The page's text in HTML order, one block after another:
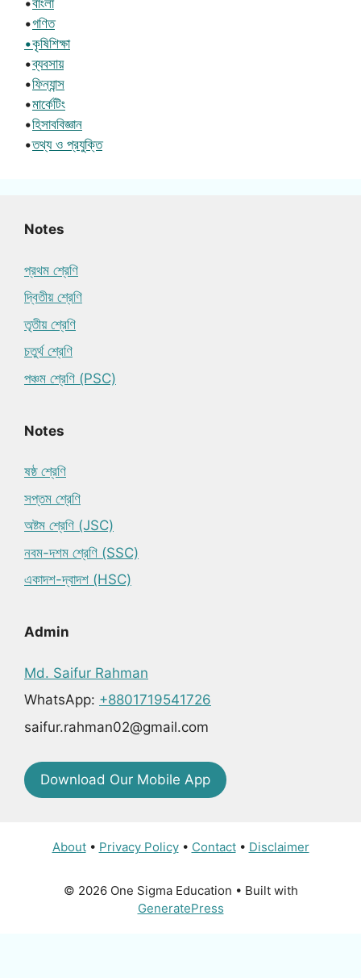
•বাংলা
•গণিত
•কৃষিশিক্ষা
•ব্যবসায়
•ফিন্যান্স
•মার্কেটিং
•হিসাববিজ্ঞান
•তথ্য ও প্রযুক্তি
Notes
প্রথম শ্রেণি
দ্বিতীয় শ্রেণি
তৃতীয় শ্রেণি
চতুর্থ শ্রেণি
পঞ্চম শ্রেণি (PSC)
Notes
ষষ্ঠ শ্রেণি
সপ্তম শ্রেণি
অষ্টম শ্রেণি (JSC)
নবম-দশম শ্রেণি (SSC)
একাদশ-দ্বাদশ (HSC)
Admin
Md. Saifur Rahman
WhatsApp: +8801719541726
saifur.rahman02@gmail.com
Download Our Mobile App
About• Privacy Policy• Contact• Disclaimer
© 2026 One Sigma Education • Built with
GeneratePress